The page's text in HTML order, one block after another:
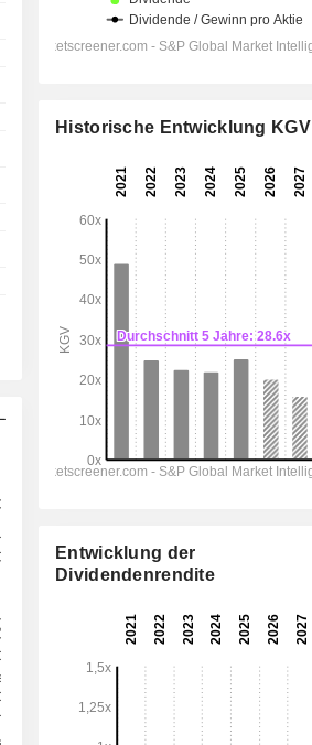
35.609 42.506
19,67 % 10 % 19,37 %
24.580 31.514
25,73 % 28,21 %
20.979 27.084
26,38 % 29,1 %
Historische Entwicklung KGV
Entwicklung der
Dividendenrendite